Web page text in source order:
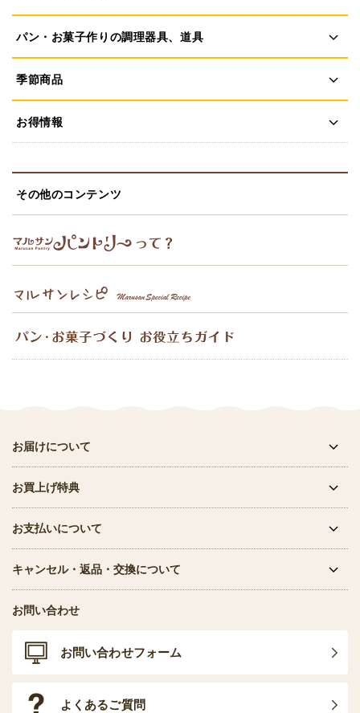
パン・お菓子作りの調理器具、道具
季節商品
お得情報
その他のコンテンツ
お届けについて
お買上げ特典
お支払いについて
キャンセル・返品・交換について
お問い合わせ
お問い合わせフォーム
よくあるご質問